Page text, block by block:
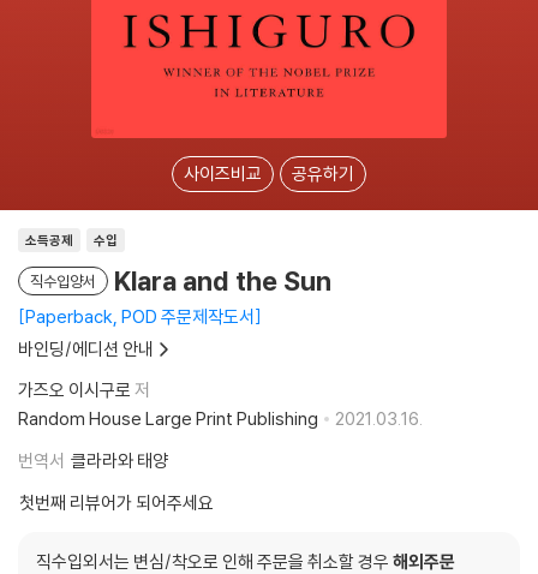
사이즈비교 공유하기
소득공제 수입
직수입양서 Klara and the Sun
Paperback, POD 주문제작도서
바인딩/에디션 안내
가즈오 이시구로 저
Random House Large Print Publishing
2021.03.16.
번역서 클라라와 태양
첫번째 리뷰어가 되어주세요
직수입외서는 변심/착오로 인해 주문을 취소할 경우 해외주문